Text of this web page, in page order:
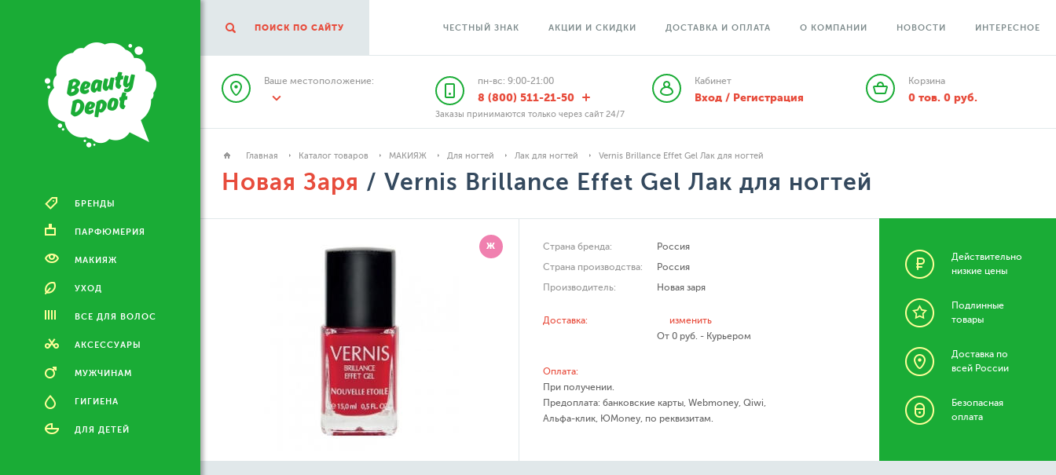
БРЕНДЫ
ПАРФЮМЕРИЯ
МАКИЯЖ
УХОД
ВСЕ ДЛЯ ВОЛОС
АКСЕССУАРЫ
МУЖЧИНАМ
ГИГИЕНА
ДЛЯ ДЕТЕЙ
ПОИСК ПО САЙТУ ЧЕСТНЫЙ ЗНАК АКЦИИ И СКИДКИ ДОСТАВКА И ОПЛАТА О КОМПАНИИ НОВОСТИ ИНТЕРЕСНОЕ
Ваше местоположение: пн-вс: 9:00-21:00
8 (800) 511-21-50
Заказы принимаются только через сайт 24/7
Кабинет
Вход / Регистрация
Корзина
0 тов. 0руб.
Главная Каталог товаров МАКИЯЖ Для ногтей Лак для ногтей Vernis Brillance Effet Gel Лак для ногтей
Новая Заря / Vernis Brillance Effet Gel Лак для ногтей
Ж Страна бренда:
Россия
Страна производства:
Россия
Производитель:
Новая заря
Доставка:
изменить
От 0 руб. - Курьером
Оплата:
При получении.
Предоплата: банковские карты, Webmoney, Qiwi,
Альфа-клик, ЮMoney, по реквизитам.
Действительно
низкие цены
Подлинные
товары
Доставка по
всей России
Безопасная
оплата